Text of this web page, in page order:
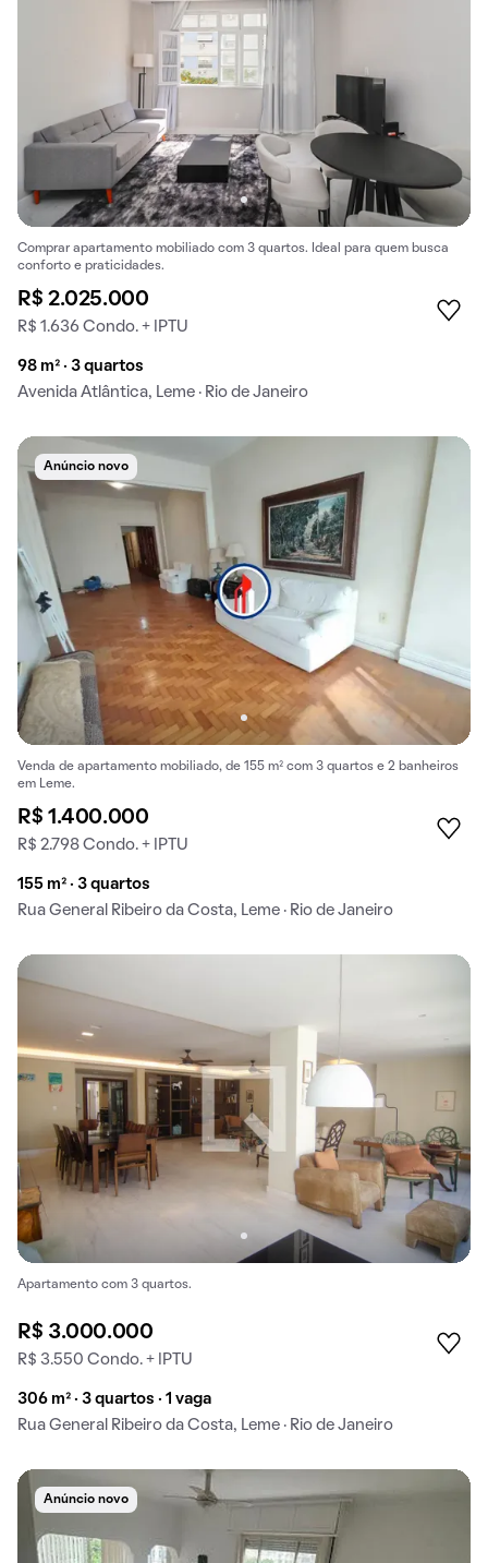
Comprar apartamento mobiliado com 3 quartos. Ideal para quem busca
conforto e praticidades.
R$ 2.025.000
R$ 1.636 Condo. + IPTU
98 m² · 3 quartos
Avenida Atlântica, Leme · Rio de Janeiro
Anúncio novo
Venda de apartamento mobiliado, de 155 m² com 3 quartos e 2 banheiros
em Leme.
R$ 1.400.000
R$ 2.798 Condo. + IPTU
155 m² · 3 quartos
Rua General Ribeiro da Costa, Leme · Rio de Janeiro
Apartamento com 3 quartos.
R$ 3.000.000
R$ 3.550 Condo. + IPTU
306 m² · 3 quartos · 1 vaga
Rua General Ribeiro da Costa, Leme · Rio de Janeiro
Anúncio novo